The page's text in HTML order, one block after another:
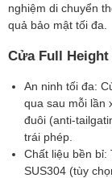
nghiệm di chuyển
quả bảo mật tối đa.
Cửa Full Height
An ninh tối đa:
qua sau mỗi lần
đuôi (anti-
trái phép.
Chất liệu bền bỉ:
SUS304 (tùy
Kích thước (L*W*H)
Tổng trọng lượng
Chất liệu cấu tạo
Tiêu chuẩn bảo vệ